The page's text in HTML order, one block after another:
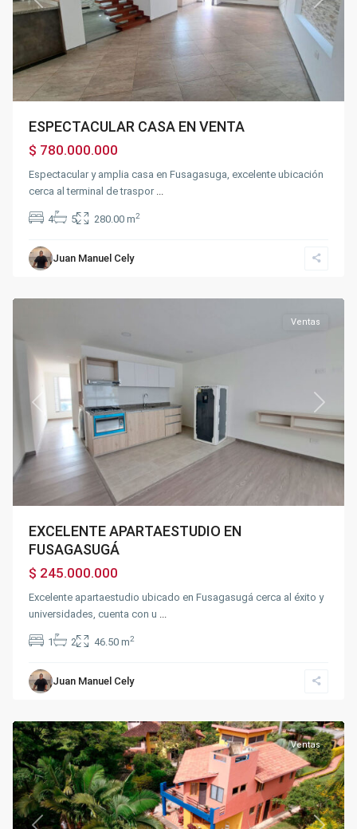
Previous Next
ESPECTACULAR CASA EN VENTA
$ 780.000.000
Espectacular y amplia casa en Fusagasuga, excelente ubicación
cerca al terminal de traspor ...
4 5 280.00 m2
Juan Manuel Cely
Previous Next
Ventas
EXCELENTE APARTAESTUDIO EN
FUSAGASUGÁ
$ 245.000.000
Excelente apartaestudio ubicado en Fusagasugá cerca al éxito y
universidades, cuenta con u ...
1 2 46.50 m2
Juan Manuel Cely
Ventas